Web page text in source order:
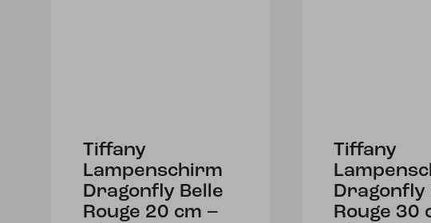
Tiffany
Lampenschirm
Dragonfly Belle
Rouge 20 cm –
Tiffany
Dragonfly
Rouge 30